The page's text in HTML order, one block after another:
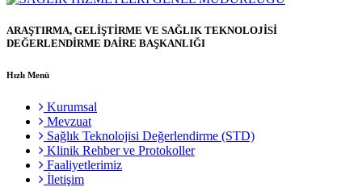
ARAŞTIRMA, GELİŞTİRME VE SAĞLIK TEKNOLOJİSİ
DEĞERLENDİRME DAİRE BAŞKANLIĞI
Hızlı Menü
Kurumsal
Mevzuat
Sağlık Teknolojisi Değerlendirme (STD)
Klinik Rehber ve Protokoller
Faaliyetlerimiz
İletişim